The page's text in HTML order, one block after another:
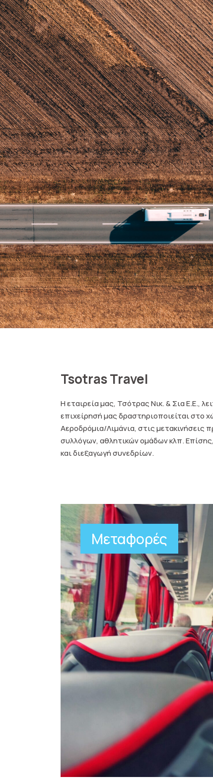
Tsotras Travel
Η εταιρεία μας, Τσότρας Νικ. & Σια Ε.Ε.,
επιχείρησή μας δραστηριοποιείται στο
Αεροδρόμια/Λιμάνια, στις μετακινήσεις
συλλόγων, αθλητικών ομάδων κλπ.
και διεξαγωγή συνεδρίων.
Μεταφορές